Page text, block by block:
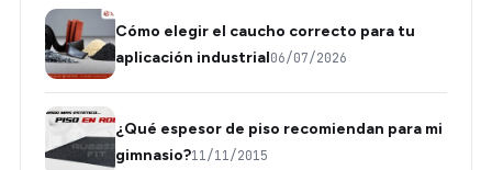
Cómo elegir el caucho correcto para tu
aplicación industrial06/07/2026
¿Qué espesor de piso recomiendan para mi
gimnasio?11/11/2015